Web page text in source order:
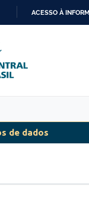
ACESSO À
de dados